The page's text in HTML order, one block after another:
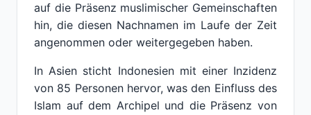
auf die Präsenz muslimischer Gemeinschaften
hin, die diesen Nachnamen im Laufe der Zeit
angenommen oder weitergegeben haben.
In Asien sticht Indonesien mit einer Inzidenz
von 85 Personen hervor, was den Einfluss des
Islam auf dem Archipel und die Präsenz von